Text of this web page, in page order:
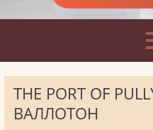
THE PORT OF
ВАЛЛОТОН